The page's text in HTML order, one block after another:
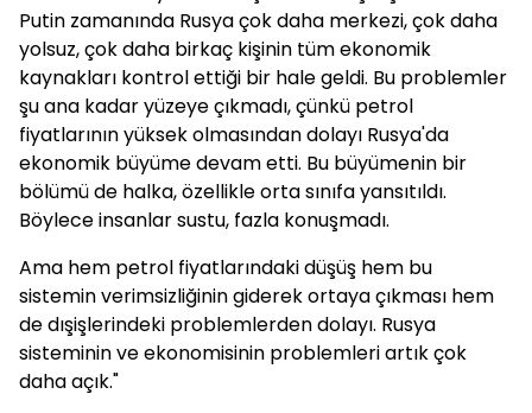
Putin zamanında Rusya çok daha merkezi, çok daha
yolsuz, çok daha birkaç kişinin tüm ekonomik
kaynakları kontrol ettiği bir hale geldi. Bu problemler
şu ana kadar yüzeye çıkmadı, çünkü petrol
fiyatlarının yüksek olmasından dolayı Rusya'da
ekonomik büyüme devam etti. Bu büyümenin bir
bölümü de halka, özellikle orta sınıfa yansıtıldı.
Böylece insanlar sustu, fazla konuşmadı.
Ama hem petrol fiyatlarındaki düşüş hem bu
sistemin verimsizliğinin giderek ortaya çıkması hem
de dışişlerindeki problemlerden dolayı. Rusya
sisteminin ve ekonomisinin problemleri artık çok
daha açık."